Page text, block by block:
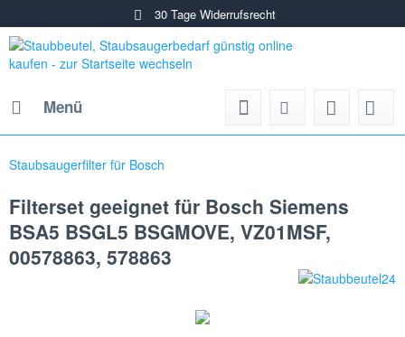
30 Tage Widerrufsrecht
Menü
Staubsaugerfilter für Bosch
Filterset geeignet für Bosch Siemens
BSA5 BSGL5 BSGMOVE, VZ01MSF,
00578863, 578863